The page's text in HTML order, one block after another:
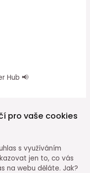
Hub 📢
pro vaše cookies
s využíváním
jen to, co vás
na webu děláte. Jak?